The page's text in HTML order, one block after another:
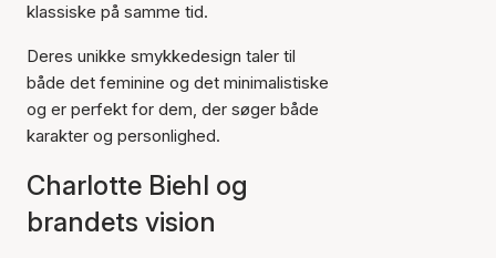
klassiske på samme tid.
Deres unikke smykkedesign taler til
både det feminine og det minimalistiske
og er perfekt for dem, der søger både
karakter og personlighed.
Charlotte Biehl og
brandets vision